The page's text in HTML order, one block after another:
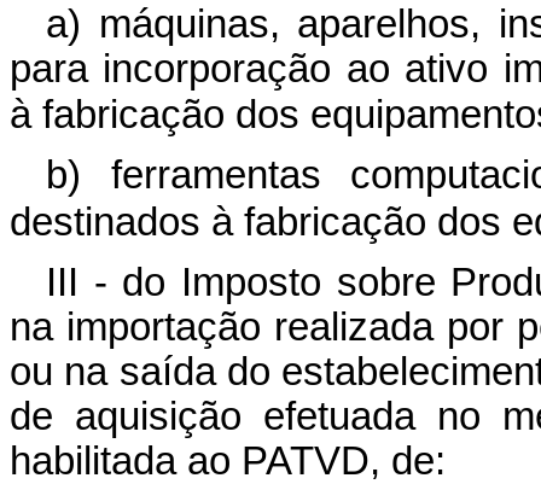
a) máquinas, aparelhos,
para incorporação ao ativo
à fabricação dos
b) ferramentas
destinados à fabricação dos
III - do Imposto sobre
na importação realizada por
ou na saída do
de aquisição efetuada no
habilitada ao PATVD, de: